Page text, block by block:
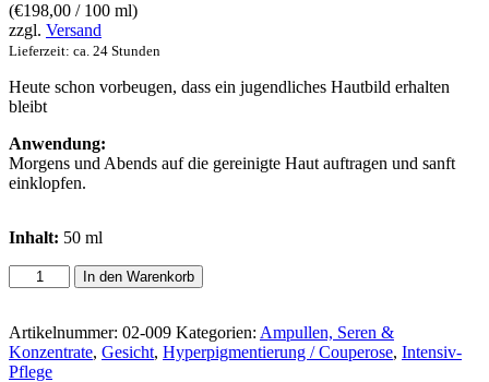
(€198,00 / 100 ml)
zzgl. Versand
Lieferzeit: ca. 24 Stunden
Heute schon vorbeugen, dass ein jugendliches Hautbild erhalten
bleibt
Anwendung:
Morgens und Abends auf die gereinigte Haut auftragen und sanft
einklopfen.
Inhalt: 50 ml
Frische-
Kick-
Menge
In den Warenkorb
Artikelnummer: 02-009 Kategorien: Ampullen, Seren &
Konzentrate, Gesicht, Hyperpigmentierung / Couperose, Intensiv-
Pflege